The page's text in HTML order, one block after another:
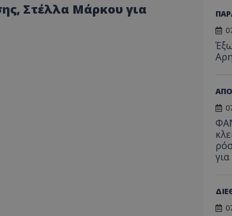
Στέλλα Μάρκου για